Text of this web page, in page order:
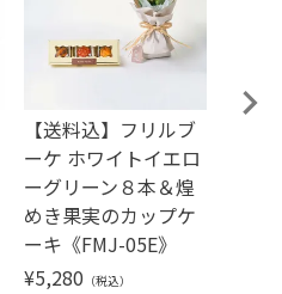
【送料込】フリルブ
ーケ ホワイトイエロ
ーグリーン８本＆煌
めき果実のカップケ
ーキ《FMJ-05E》
¥5,280 （税込）